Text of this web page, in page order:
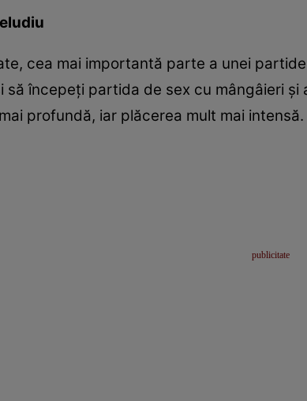
cea mai importantă parte a unei
să începeţi partida de sex cu mângâieri
profundă, iar plăcerea mult mai intensă.